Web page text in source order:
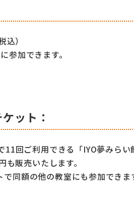
）
参加できます。
ット：
11回ご利用できる「IYO夢みら
も販売いたします。
同額の他の教室にも参加できま